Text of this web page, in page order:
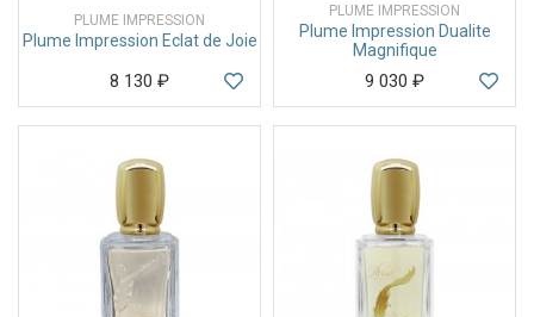
PLUME IMPRESSION
Plume Impression Eclat de Joie
8 130 ₽
PLUME IMPRESSION
Plume Impression Dualite
Magnifique
9 030 ₽